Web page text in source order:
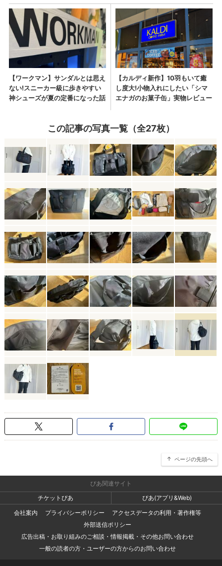
この記事の写真一覧（全27枚）
ページの先頭へ
ぴあ関連サイト
チケットぴあ
ぴあ(アプリ&Web)
会社案内
プライバシーポリシー
アクセスデータの利用・著作権等
外部送信ポリシー
広告出稿・お取り組みのご相談・情報掲載・その他お問い合わせ
一般の読者の方・ユーザーの方からのお問い合わせ